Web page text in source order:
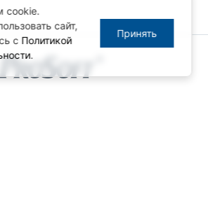
cookie.
сайт,
с Политикой
.
Принять